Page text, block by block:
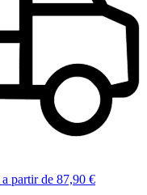
a partir de 87,90 €